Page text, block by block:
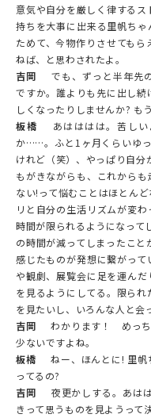
意気や自分を厳しく律する
持ちを大事に出来る里帆ち
ためて、今物作りさせても
ねば、と思わされたよ。
吉岡
でも、ずっと半年先
ですか。誰よりも先に出し
しくなったりしませんか? も
板橋
あはははは。苦しい
か……。ふと1ヶ月くらいゆ
けれど（笑）、やっぱり自分
もがきながらも、これから
ない!って悩むことはほとん
リと自分の生活リズムが変
時間が限られるようになって
の時間が減ってしまったこ
感じたものが発想に繋がっ
や観劇、展覧会に足を運ん
を見るようにしてる。限ら
を見たいし、いろんな人と会
吉岡
わかります！ めっち
少ないですよね。
板橋
ねー、ほんとに! 里帆
ってるの?
吉岡
夜更かしする。あは
きって思うものを見ようって